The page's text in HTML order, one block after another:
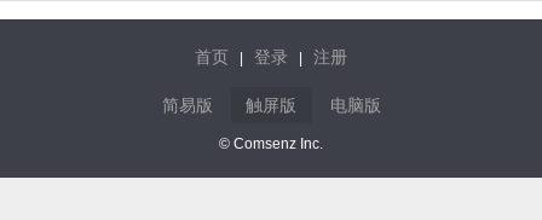
首页 登录 注册
简易版 触屏版 电脑版
© Comsenz Inc.